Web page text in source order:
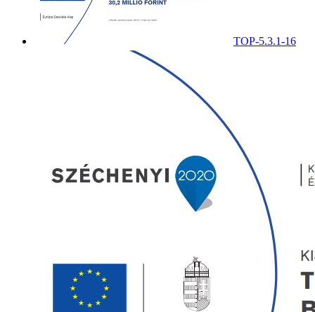
TOP-5.3.1-16